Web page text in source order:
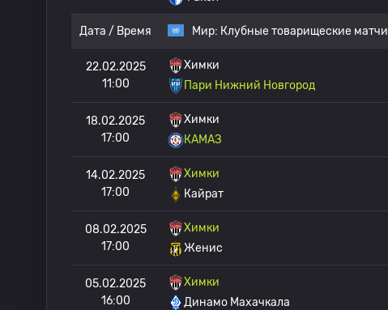
Дата / Время Мир: Клубные товарищеские матчи
22.02.2025
11:00
Химки
Пари Нижний Новгород
18.02.2025
17:00
Химки
КАМАЗ
14.02.2025
17:00
Химки
Кайрат
08.02.2025
17:00
Химки
Женис
05.02.2025
16:00
Химки
Динамо Махачкала